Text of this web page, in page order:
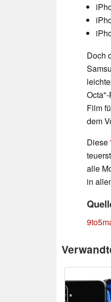
Doch
Film
dem
Diese
alle
in